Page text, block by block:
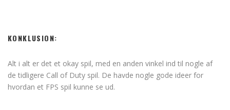
KONKLUSION:
Alt i alt er det et okay spil, med en anden vinkel ind til nogle af
de tidligere Call of Duty spil. De havde nogle gode ideer for
hvordan et FPS spil kunne se ud.